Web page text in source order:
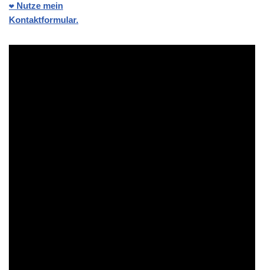
❤️ Nutze mein
Kontaktformular.